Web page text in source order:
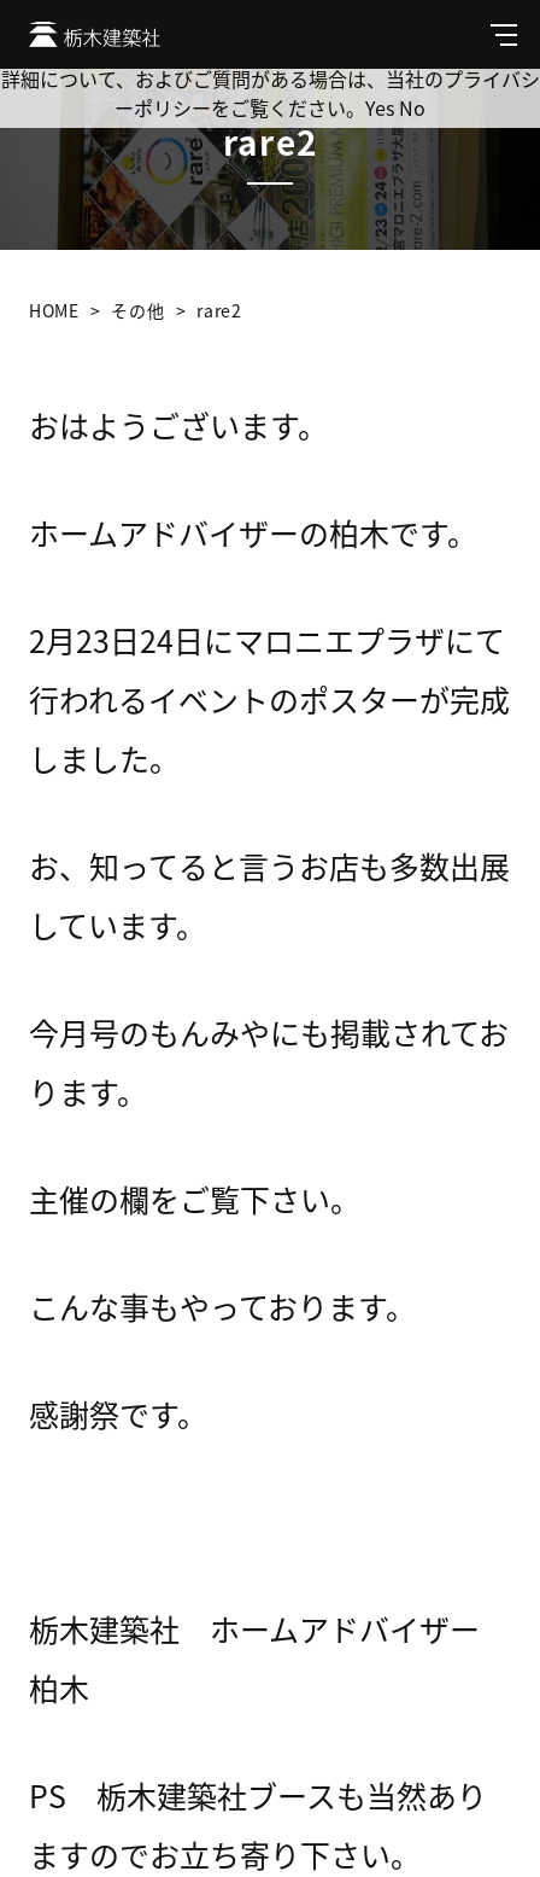
メ
ニ
ュ
rare2
HOME その他 rare2
おはようございます。
ホームアドバイザーの柏木です。
2月23日24日にマロニエプラザにて
行われるイベントのポスターが完成
しました。
お、知ってると言うお店も多数出展
しています。
今月号のもんみやにも掲載されてお
ります。
主催の欄をご覧下さい。
こんな事もやっております。
感謝祭です。
栃木建築社 ホームアドバイザー
柏木
PS 栃木建築社ブースも当然あり
ますのでお立ち寄り下さい。
Cookie を使用して、お客様の活動を追跡してもよろしいです
か? 当社ではお客様のプライバシーを極めて重視しています。
詳細について、およびご質問がある場合は、当社のプライバシ
ーポリシーをご覧ください。 Yes No